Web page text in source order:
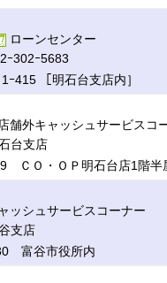
ローンセンター
ｰ302ｰ5683
415 ［明石台支店内］
店舗外キャッシュサービスコ
台支店
ＣＯ・ＯＰ明石台店1階半
ッシュサービスコーナー
支店
富谷市役所内